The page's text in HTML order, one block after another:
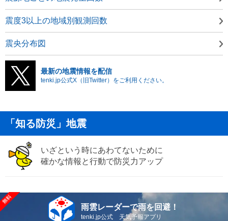
震度3以上の地域別観測回数
震央分布図
最新の地震情報を配信
tenki.jp公式X（旧Twitter）をご利用ください。
「知る防災」地震
いざという時にあわてないために
確かな情報と行動で防災力アップ
雨雲レーダーで雨を回避！
tenki.jp公式 天気予報アプリ